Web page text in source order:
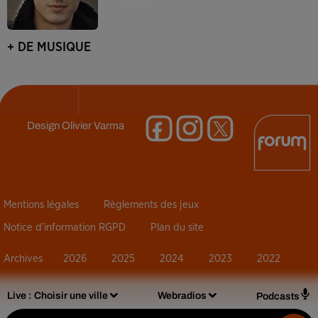
Live : Choisir une ville Webradios Podcasts
+ DE MUSIQUE
DesignOlivier Varma
Mentions légales Règlements des jeux
Notice d’information RGPD Plan du site
Archives 2026 2025 2024 2023 2022